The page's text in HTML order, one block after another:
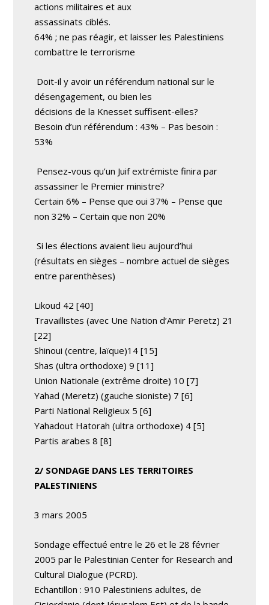
actions militaires et aux
assassinats ciblés.
64% ; ne pas réagir, et laisser les Palestiniens
combattre le terrorisme
Doit-il y avoir un référendum national sur le
désengagement, ou bien les
décisions de la Knesset suffisent-elles?
Besoin d’un référendum : 43% – Pas besoin :
53%
Pensez-vous qu’un Juif extrémiste finira par
assassiner le Premier ministre?
Certain 6% – Pense que oui 37% – Pense que
non 32% – Certain que non 20%
Si les élections avaient lieu aujourd’hui
(résultats en sièges – nombre actuel de sièges
entre parenthèses)
Likoud 42 [40]
Travaillistes (avec Une Nation d’Amir Peretz) 21
[22]
Shinoui (centre, laïque)14 [15]
Shas (ultra orthodoxe) 9 [11]
Union Nationale (extrême droite) 10 [7]
Yahad (Meretz) (gauche sioniste) 7 [6]
Parti National Religieux 5 [6]
Yahadout Hatorah (ultra orthodoxe) 4 [5]
Partis arabes 8 [8]
2/ SONDAGE DANS LES TERRITOIRES
PALESTINIENS
3 mars 2005
Sondage effectué entre le 26 et le 28 février
2005 par le Palestinian Center for Research and
Cultural Dialogue (PCRD).
Echantillon : 910 Palestiniens adultes, de